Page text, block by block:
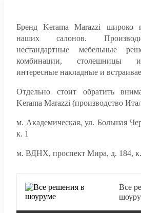
Бренд Kerama Marazzi широко
наших салонов.
нестандартные мебельные
комбинации, столешницы
интересные накладные и
Отдельно стоит обратить
Kerama Marazzi (производство
м. Академическая, ул. Большая
к. 1
м. ВДНХ, проспект Мира, д. 184, к.
Все